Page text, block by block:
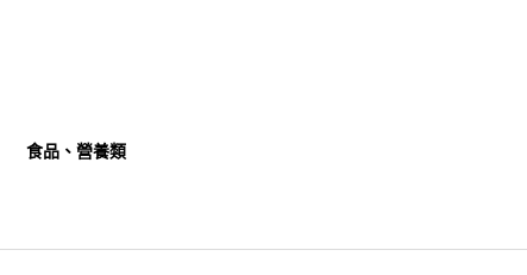
食品、營養類